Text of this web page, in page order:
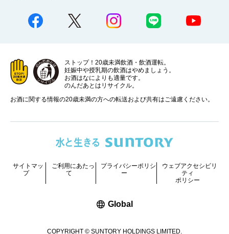
ストップ！20歳未満飲酒・飲酒運転。
妊娠中や授乳期の飲酒はやめましょう。
お酒はなによりも適量です。
のんだあとはリサイクル。
お酒に関する情報の20歳未満の方への転送および共有はご遠慮ください。
COPYRIGHT © SUNTORY HOLDINGS LIMITED.
サイトマッ
プ
ご利用にあたっ
て
プライバシーポリシ
ー
ウェブアクセシビリ
ティ
ポリシー
Global新しいウィンドウで開く